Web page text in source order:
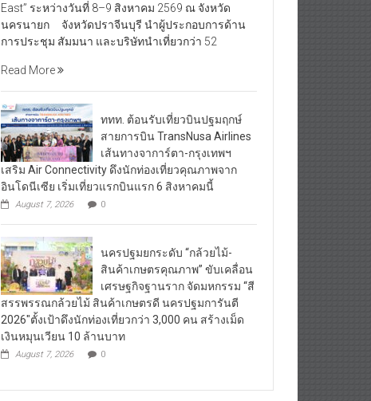
East” ระหว่างวันที่ 8–9 สิงหาคม 2569 ณ จังหวัด
นครนายก จังหวัดปราจีนบุรี นำผู้ประกอบการด้าน
การประชุม สัมมนา และบริษัทนำเที่ยวกว่า 52
Read More
ททท. ต้อนรับเที่ยวบินปฐมฤกษ์
สายการบิน TransNusa Airlines
เส้นทางจาการ์ตา-กรุงเทพฯ
เสริม Air Connectivity ดึงนักท่องเที่ยวคุณภาพจาก
อินโดนีเซีย เริ่มเที่ยวแรกบินแรก 6 สิงหาคมนี้
August 7, 2026 0
นครปฐมยกระดับ “กล้วยไม้-
สินค้าเกษตรคุณภาพ” ขับเคลื่อน
เศรษฐกิจฐานราก จัดมหกรรม “สี
สรรพรรณกล้วยไม้ สินค้าเกษตรดี นครปฐมการันตี
2026″ตั้งเป้าดึงนักท่องเที่ยวกว่า 3,000 คน สร้างเม็ด
เงินหมุนเวียน 10 ล้านบาท
August 7, 2026 0